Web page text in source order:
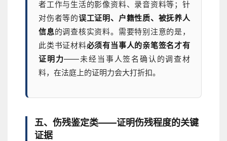
者工作与生活的影像资料、录音资料等；针
对伤者等的误工证明、户籍性质、被抚养人
信息的调查核实资料。需要特别注意的是，
此类书证材料必须有当事人的亲笔签名才有
证明力——未经当事人签名确认的调查材
料，在法庭上的证明力会大打折扣。
五、伤残鉴定类——证明伤残程度的关键
证据